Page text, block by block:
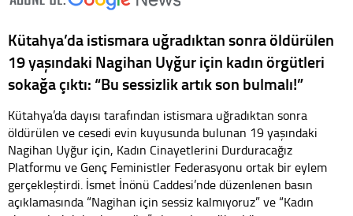
Kütahya’da istismara uğradıktan sonra öldürülen
19 yaşındaki Nagihan Uyğur için kadın örgütleri
sokağa çıktı: “Bu sessizlik artık son bulmalı!”
Kütahya’da dayısı tarafından istismara uğradıktan sonra
öldürülen ve cesedi evin kuyusunda bulunan 19 yaşındaki
Nagihan Uyğur için, Kadın Cinayetlerini Durduracağız
Platformu ve Genç Feministler Federasyonu ortak bir eylem
gerçekleştirdi. İsmet İnönü Caddesi’nde düzenlenen basın
açıklamasında “Nagihan için sessiz kalmıyoruz” ve “Kadın